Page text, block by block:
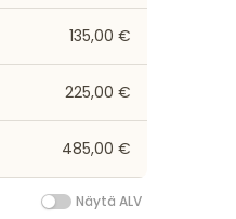
135,00 €
225,00 €
485,00 €
Näytä ALV